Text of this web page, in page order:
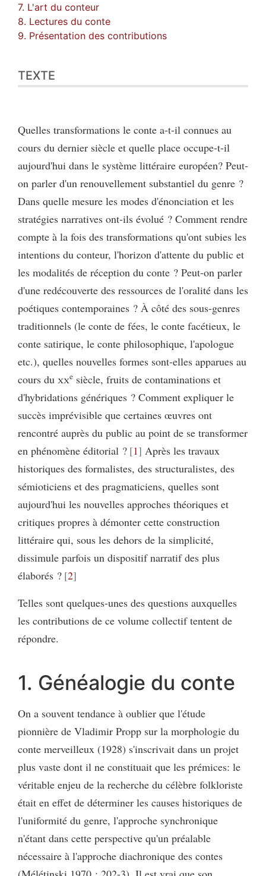
7. L'art du conteur
8. Lectures du conte
9. Présentation des contributions
TEXTE
Quelles transformations le conte a-t-il connues au
cours du dernier siècle et quelle place occupe-t-il
aujourd'hui dans le système littéraire européen? Peut-
on parler d'un renouvellement substantiel du genre ?
Dans quelle mesure les modes d'énonciation et les
stratégies narratives ont-ils évolué ? Comment rendre
compte à la fois des transformations qu'ont subies les
intentions du conteur, l'horizon d'attente du public et
les modalités de réception du conte ? Peut-on parler
d'une redécouverte des ressources de l'oralité dans les
poétiques contemporaines ? À côté des sous-genres
traditionnels (le conte de fées, le conte facétieux, le
conte satirique, le conte philosophique, l'apologue
etc.), quelles nouvelles formes sont-elles apparues au
cours du xxe siècle, fruits de contaminations et
d'hybridations génériques ? Comment expliquer le
succès imprévisible que certaines œuvres ont
rencontré auprès du public au point de se transformer
en phénomène éditorial ? 1
Après les travaux
historiques des formalistes, des structuralistes, des
sémioticiens et des pragmaticiens, quelles sont
aujourd'hui les nouvelles approches théoriques et
critiques propres à démonter cette construction
littéraire qui, sous les dehors de la simplicité,
dissimule parfois un dispositif narratif des plus
élaborés ? 2
Telles sont quelques-unes des questions auxquelles
les contributions de ce volume collectif tentent de
répondre.
1. Généalogie du conte
On a souvent tendance à oublier que l'étude
pionnière de Vladimir Propp sur la morphologie du
conte merveilleux (1928) s'inscrivait dans un projet
plus vaste dont il ne constituait que les prémices: le
véritable enjeu de la recherche du célèbre folkloriste
était en effet de déterminer les causes historiques de
l'uniformité du genre, l'approche synchronique
n'étant dans cette perspective qu'un préalable
nécessaire à l'approche diachronique des contes